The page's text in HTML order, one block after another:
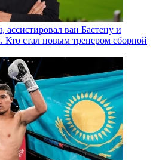
ван Бастену и
Кто стал новым тренером сборной